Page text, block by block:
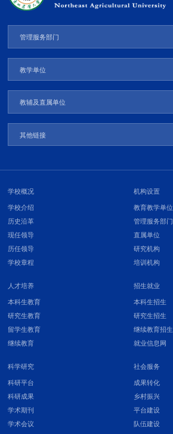
管理服务部门
教学单位
教辅及直属单位
其他链接
学校概况
学校介绍
历史沿革
现任领导
历任领导
学校章程
机构设置
教育教学单位
管理服务部门
直属单位
研究机构
培训机构
人才培养
本科生教育
研究生教育
留学生教育
继续教育
招生就业
本科生招生
研究生招生
继续教育招生
就业信息网
科学研究
科研平台
科研成果
学术期刊
学术会议
社会服务
成果转化
乡村振兴
平台建设
队伍建设